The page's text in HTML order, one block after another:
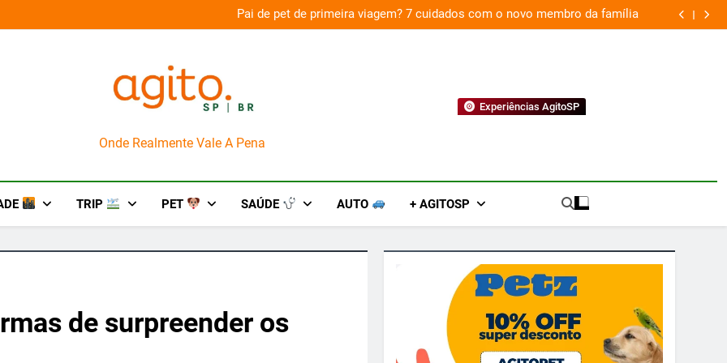
Pai de pet de primeira viagem? 7 cuidados com o novo membro da família
AgitoSP
Onde Realmente Vale A Pena
Experiências AgitoSP
TRIP PET SAÚDE AUTO + AGITOSP
de surpreender os